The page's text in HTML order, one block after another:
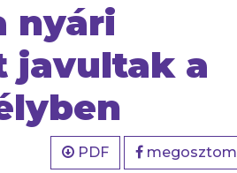
nyári
javultak a
PDF megosztom